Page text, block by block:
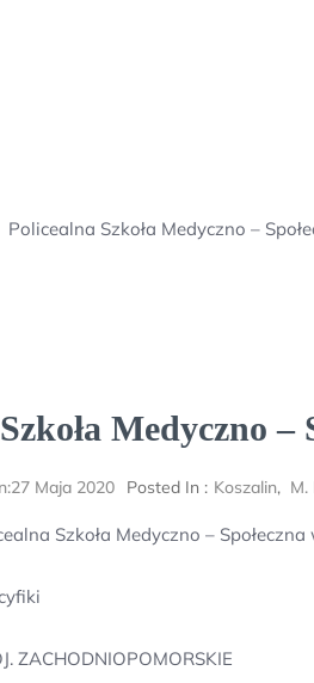
Policealna Szkoła Medyczno –
Medyczno –
27 Maja 2020 Posted In : Koszalin, M.
Szkoła Medyczno –
ZACHODNIOPOMORSKIE